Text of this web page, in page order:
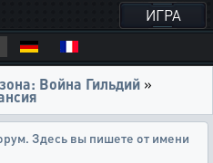
ИГРА
Война Гильдий »
Здесь вы пишете от имени